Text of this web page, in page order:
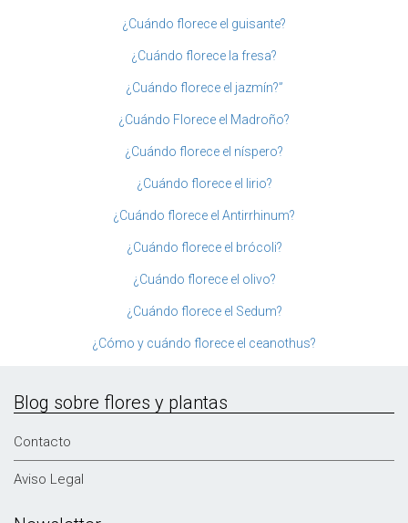
¿Cuándo florece el guisante?
¿Cuándo florece la fresa?
¿Cuándo florece el jazmín?”
¿Cuándo Florece el Madroño?
¿Cuándo florece el níspero?
¿Cuándo florece el lirio?
¿Cuándo florece el Antirrhinum?
¿Cuándo florece el brócoli?
¿Cuándo florece el olivo?
¿Cuándo florece el Sedum?
¿Cómo y cuándo florece el ceanothus?
Blog sobre flores y plantas
Contacto
Aviso Legal